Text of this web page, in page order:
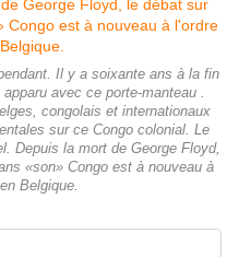
Il y a soixante ans à la fin
avec ce porte-manteau .
congolais et internationaux
sur ce Congo colonial. Le
Depuis la mort de George Floyd,
«son» Congo est à nouveau à
Belgique.